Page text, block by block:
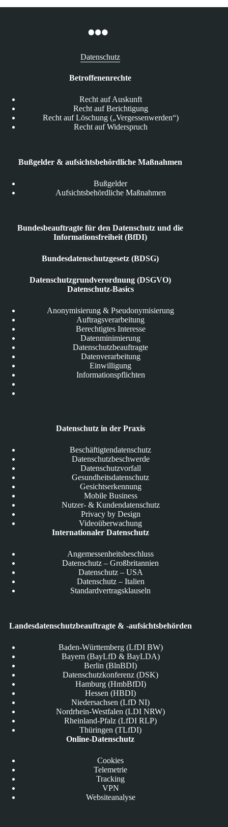
Datenschutz
Betroffenenrechte
Recht auf Auskunft
Recht auf Berichtigung
Recht auf Löschung („Vergessenwerden“)
Recht auf Widerspruch
Bußgelder & aufsichtsbehördliche Maßnahmen
Bußgelder
Aufsichtsbehördliche Maßnahmen
Bundesbeauftragte für den Datenschutz und die
Informationsfreiheit (BfDI)
Bundesdatenschutzgesetz (BDSG)
Datenschutzgrundverordnung (DSGVO)
Datenschutz-Basics
Anonymisierung & Pseudonymisierung
Auftragsverarbeitung
Berechtigtes Interesse
Datenminimierung
Datenschutzbeauftragte
Datenverarbeitung
Einwilligung
Informationspflichten
Datenschutz in der Praxis
Beschäftigtendatenschutz
Datenschutzbeschwerde
Datenschutzvorfall
Gesundheitsdatenschutz
Gesichtserkennung
Mobile Business
Nutzer- & Kundendatenschutz
Privacy by Design
Videoüberwachung
Internationaler Datenschutz
Angemessenheitsbeschluss
Datenschutz – Großbritannien
Datenschutz – USA
Datenschutz – Italien
Standardvertragsklauseln
Landesdatenschutzbeauftragte & -aufsichtsbehörden
Baden-Württemberg (LfDI BW)
Bayern (BayLfD & BayLDA)
Berlin (BlnBDI)
Datenschutzkonferenz (DSK)
Hamburg (HmbBfDI)
Hessen (HBDI)
Niedersachsen (LfD NI)
Nordrhein-Westfalen (LDI NRW)
Rheinland-Pfalz (LfDI RLP)
Thüringen (TLfDI)
Online-Datenschutz
Cookies
Telemetrie
Tracking
VPN
Websiteanalyse